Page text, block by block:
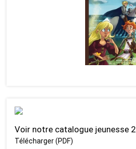
Voir notre catalogue jeunesse
Télécharger (PDF)